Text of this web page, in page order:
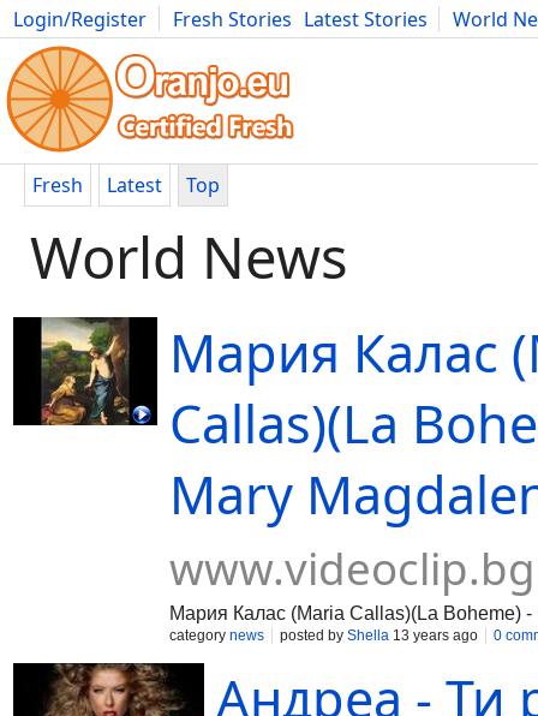
Login/Register Fresh Stories Latest Stories
World
Movies Anime Music Art Cars Advice Science
Fresh Latest Top
World News
Мария Калас
Callas)(La
Mary
www.videoclip.bg
Мария Калас (Maria Callas)(La Boheme) -
category news posted by Shella 13 years ago 0
Андреа - Ти